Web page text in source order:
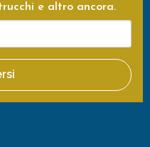
e altro ancora.